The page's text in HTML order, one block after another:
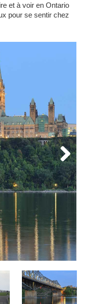
et à voir en Ontario
pour se sentir chez